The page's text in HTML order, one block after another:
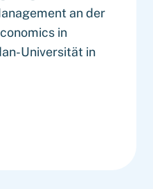
an der
in
Universität in